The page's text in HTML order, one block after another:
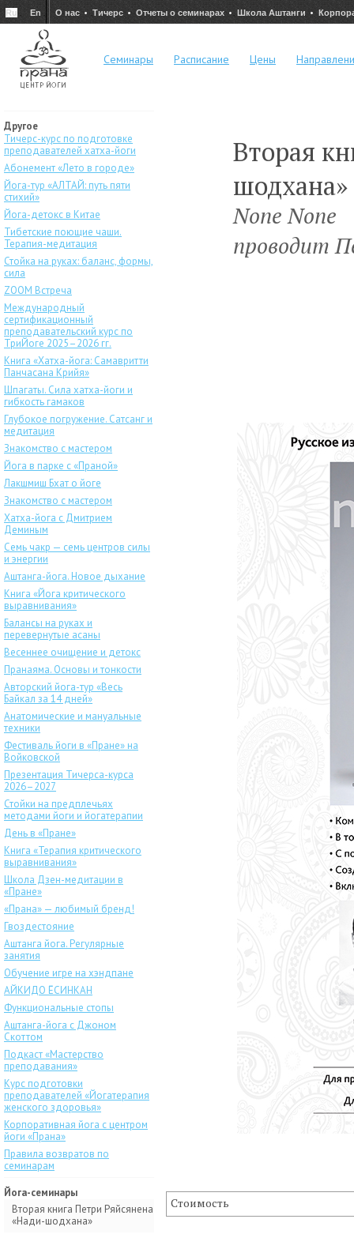
Ru En О нас Тичерс Отчеты о семинарах Школа Аштанги
Семинары Расписание Цены
Другое
Тичерс-курс по подготовке
преподавателей хатха-йоги
Абонемент «Лето в городе»
Йога-тур «АЛТАЙ: путь пяти
стихий»
Йога-детокс в Китае
Тибетские поющие чаши.
Терапия-медитация
Стойка на руках: баланс, формы,
сила
ZOOM Встреча
Международный
сертификационный
преподавательский курс по
ТриЙоге 2025–2026 гг.
Книга «Хатха-йога: Самавритти
Панчасана Крийя»
Шпагаты. Сила хатха-йоги и
гибкость гамаков
Глубокое погружение. Сатсанг и
медитация
Знакомство с мастером
Йога в парке с «Праной»
Лакшмиш Бхат о йоге
Знакомство с мастером
Хатха-йога с Дмитрием
Деминым
Семь чакр — семь центров силы
и энергии
Аштанга-йога. Новое дыхание
Книга «Йога критического
выравнивания»
Балансы на руках и
перевернутые асаны
Весеннее очищение и детокс
Пранаяма. Основы и тонкости
Авторский йога-тур «Весь
Байкал за 14 дней»
Анатомические и мануальные
техники
Фестиваль йоги в «Пране» на
Войковской
Презентация Тичерса-курса
2026–2027
Стойки на предплечьях
методами йоги и йогатерапии
День в «Пране»
Книга «Терапия критического
выравнивания»
Школа Дзен-медитации в
«Пране»
«Прана» — любимый бренд!
Гвоздестояние
Аштанга йога. Регулярные
занятия
Обучение игре на хэндпане
АЙКИДО ЁСИНКАН
Функциональные стопы
Аштанга-йога с Джоном
Скоттом
Подкаст «Мастерство
преподавания»
Курс подготовки
преподавателей «Йогатерапия
женского здоровья»
Корпоративная йога с центром
йоги «Прана»
Правила возвратов по
семинарам
Йога-семинары
Вторая книга Петри Ряйсянена
«Нади-шодхана»
Вторая
шодхана»
None None
проводит
Стоимость